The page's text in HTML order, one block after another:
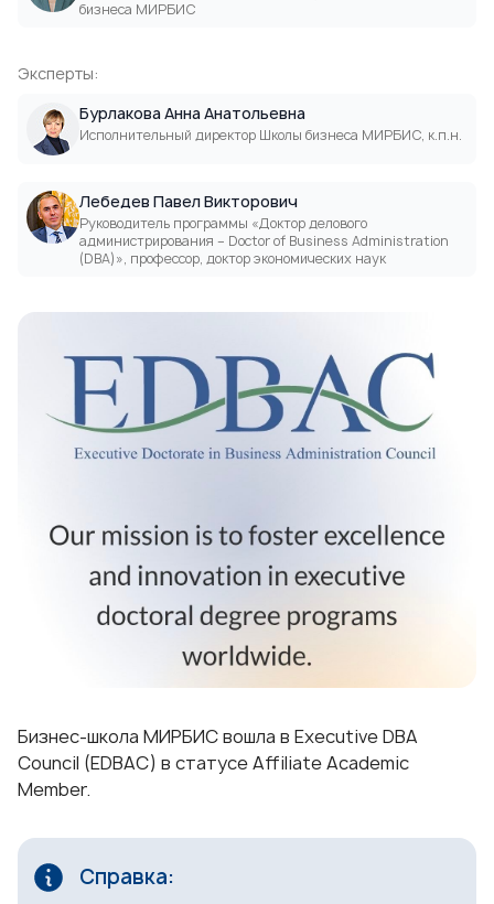
бизнеса МИРБИС
Эксперты:
Бурлакова Анна Анатольевна
Исполнительный директор Школы бизнеса МИРБИС, к.п.н.
Лебедев Павел Викторович
Руководитель программы «Доктор делового
администрирования – Doctor of Business Administration
(DВА)», профессор, доктор экономических наук
Бизнес-школа МИРБИС вошла в Executive DBA
Council (EDBAC) в статусе Affiliate Academic
Member.